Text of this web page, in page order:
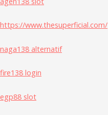
https://www.thesuperficial.com/
naga138 alternatif
fire138 login
egp88 slot